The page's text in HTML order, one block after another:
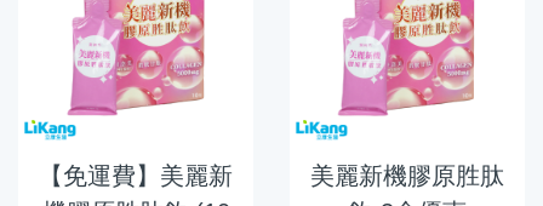
【免運費】美麗新
美麗新機膠原胜肽